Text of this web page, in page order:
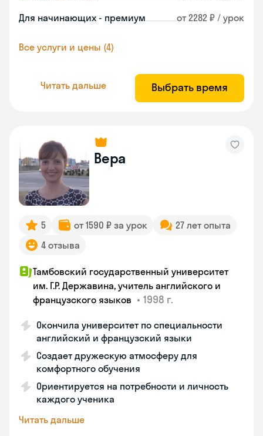
Для начинающих - премиум от 2282 ₽ / урок
Все услуги и цены (4)
Читать дальше Выбрать время
Вера
5 от 1590 ₽ за урок
27 лет опыта
4 отзыва
Тамбовский государственный университет
им. Г.Р. Державина, учитель английского и
французского языков • 1998 г.
Окончила университет по специальности
английский и французский языки
Создает дружескую атмосферу для
комфортного обучения
Ориентируется на потребности и личность
каждого ученика
Читать дальше